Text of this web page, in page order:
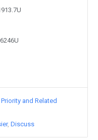
Priority and Related
Discuss